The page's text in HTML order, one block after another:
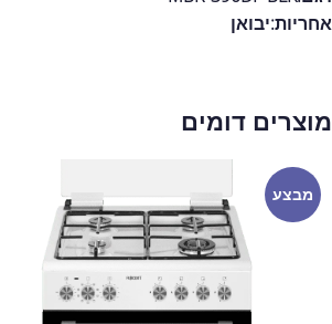
אחריות:יבואן
מוצרים דומים
מבצע